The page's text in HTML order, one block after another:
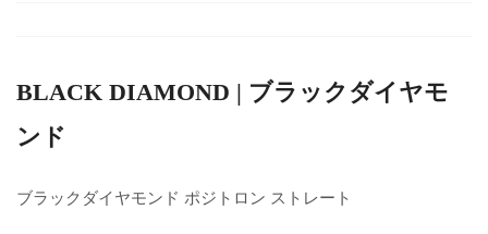
BLACK DIAMOND | ブラックダイヤモ
ンド
ブラックダイヤモンド ポジトロン ストレート